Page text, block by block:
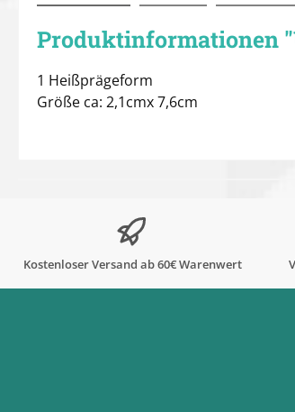
Produktinformationen
1 Heißprägeform
Größe ca: 2,1cmx 7,6cm
Kostenloser Versand ab 60€ Warenwert